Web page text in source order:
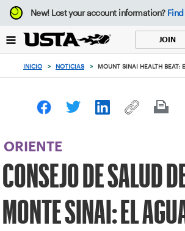
Enfoque
desde
botón
volver
principio
New!Lost your account information?
JOIN
INICIO > NOTICIAS > MOUNT SINAI HEALTH BEAT:
ORIENTE
CONSEJO DE SALUD
MONTE SINAI: EL